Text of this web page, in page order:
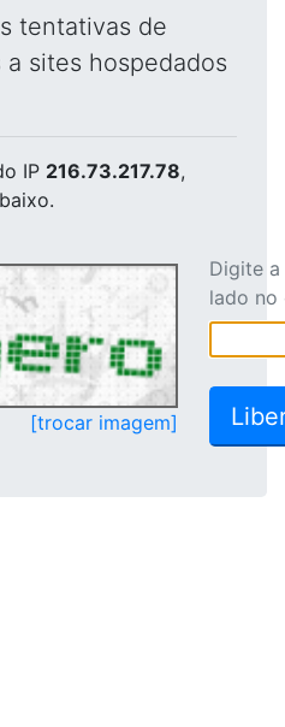
tentativas de
sites hospedados
IP 216.73.217.78,
[trocar imagem]
Digite
lado no